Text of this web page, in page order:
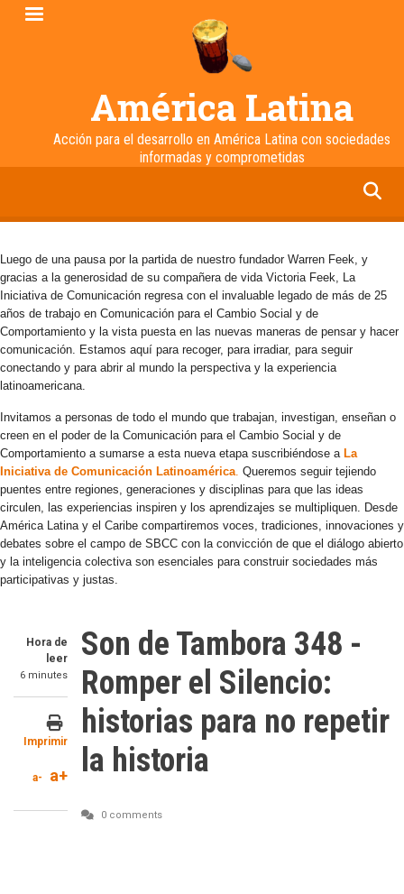
Pasar
América Latina
Acción para el desarrollo en América Latina con sociedades
informadas y comprometidas
Luego de una pausa por la partida de nuestro fundador Warren Feek, y
gracias a la generosidad de su compañera de vida Victoria Feek, La
Iniciativa de Comunicación regresa con el invaluable legado de más de 25
años de trabajo en Comunicación para el Cambio Social y de
Comportamiento y la vista puesta en las nuevas maneras de pensar y hacer
comunicación. Estamos aquí para recoger, para irradiar, para seguir
conectando y para abrir al mundo la perspectiva y la experiencia
latinoamericana.
Invitamos a personas de todo el mundo que trabajan, investigan, enseñan o
creen en el poder de la Comunicación para el Cambio Social y de
Comportamiento a sumarse a esta nueva etapa suscribiéndose a La
Iniciativa de Comunicación Latinoamérica. Queremos seguir tejiendo
puentes entre regiones, generaciones y disciplinas para que las ideas
circulen, las experiencias inspiren y los aprendizajes se multipliquen. Desde
América Latina y el Caribe compartiremos voces, tradiciones, innovaciones y
debates sobre el campo de SBCC con la convicción de que el diálogo abierto
y la inteligencia colectiva son esenciales para construir sociedades más
participativas y justas.
Hora de
leer
6 minutes
Imprimir
a- a+
Son de Tambora 348 -
Romper el Silencio:
historias para no repetir
la historia
0 comments